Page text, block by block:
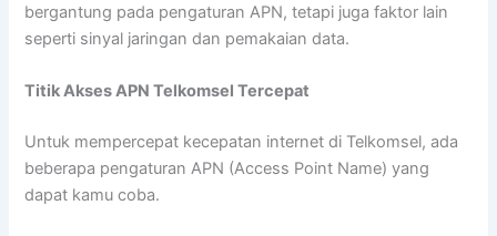
bergantung pada pengaturan APN, tetapi juga faktor lain
seperti sinyal jaringan dan pemakaian data.
Titik Akses APN Telkomsel Tercepat
Untuk mempercepat kecepatan internet di Telkomsel, ada
beberapa pengaturan APN (Access Point Name) yang
dapat kamu coba.